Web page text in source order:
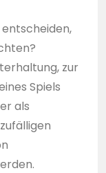
zur
Spiels
als